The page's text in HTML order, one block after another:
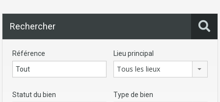
Rechercher
Référence Lieu principal
Tous les lieux
Statut du bien Type de bien